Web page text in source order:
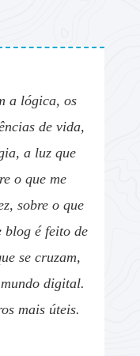
a lógica, os
de vida,
a luz que
o que me
sobre o que
blog é feito de
se cruzam,
digital.
mais úteis.